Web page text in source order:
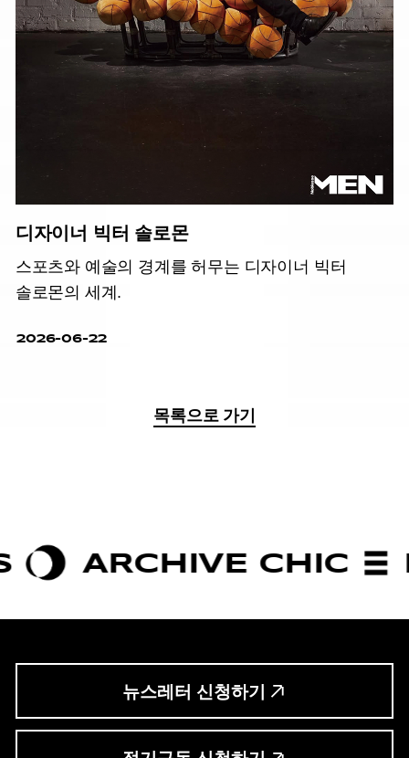
디자이너 빅터 솔로몬
스포츠와 예술의 경계를 허무는 디자이너 빅터
솔로몬의 세계.
2026-06-22
목록으로 가기
CHIC
뉴스레터 신청하기